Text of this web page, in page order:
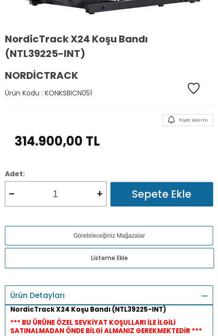
NordicTrack X24 Koşu Bandı
(NTL39225-INT)
NORDICTRACK
Ürün Kodu : KONKSBICN051
Fiyat Alarmı
314.900,00 TL
Adet:
Sepete Ekle
Görebileceğiniz Mağazalar
Listeme Ekle
Ürün Detayları
NordicTrack X24 Koşu Bandı (NTL39225-INT)
*** BU ÜRÜNE ÖZEL SEVKİYAT KOŞULLARI İLE İLGİLİ
SATINALMADAN ÖNDE BİLGİ ALMANIZ GEREKMEKTEDİR ***